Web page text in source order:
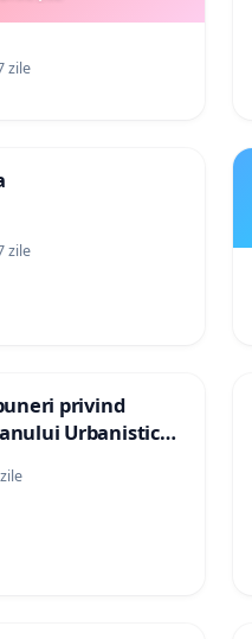
zile
zile
privind
Urbanistic
Ialoveni